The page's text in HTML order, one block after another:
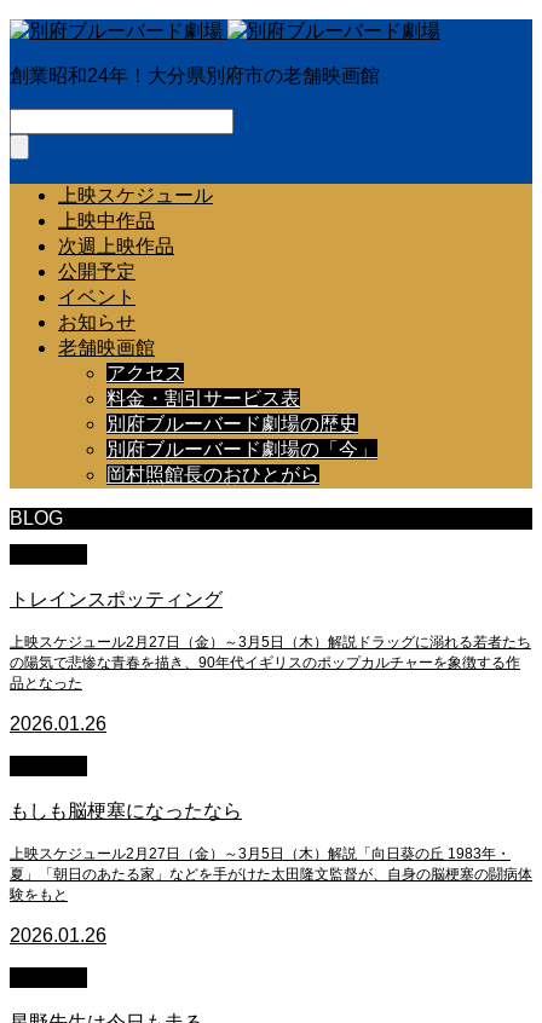
創業昭和24年！大分県別府市の老舗映画館
上映スケジュール
上映中作品
次週上映作品
公開予定
イベント
お知らせ
老舗映画館
アクセス
料金・割引サービス表
別府ブルーバード劇場の歴史
別府ブルーバード劇場の「今」
岡村照館長のおひとがら
BLOG
トレインスポッティング
上映スケジュール2月27日（金）～3月5日（木）解説ドラッグに溺れる若者たち
の陽気で悲惨な青春を描き、90年代イギリスのポップカルチャーを象徴する作
品となった
2026.01.26
もしも脳梗塞になったなら
上映スケジュール2月27日（金）～3月5日（木）解説「向日葵の丘 1983年・
夏」「朝日のあたる家」などを手がけた太田隆文監督が、⾃⾝の脳梗塞の闘病体
験をもと
2026.01.26